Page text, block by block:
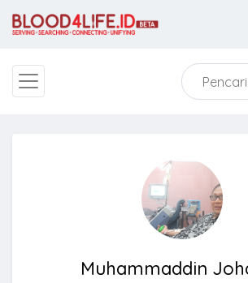
Muhammaddin